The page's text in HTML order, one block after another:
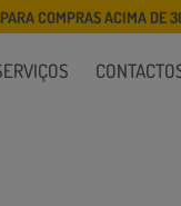
COMPRAS ACIMA DE